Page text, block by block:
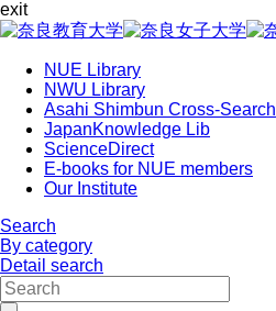
exit
NUE Library
NWU Library
Asahi Shimbun Cross-Search
JapanKnowledge Lib
ScienceDirect
E-books for NUE members
Our Institute
Search
By category
Detail search